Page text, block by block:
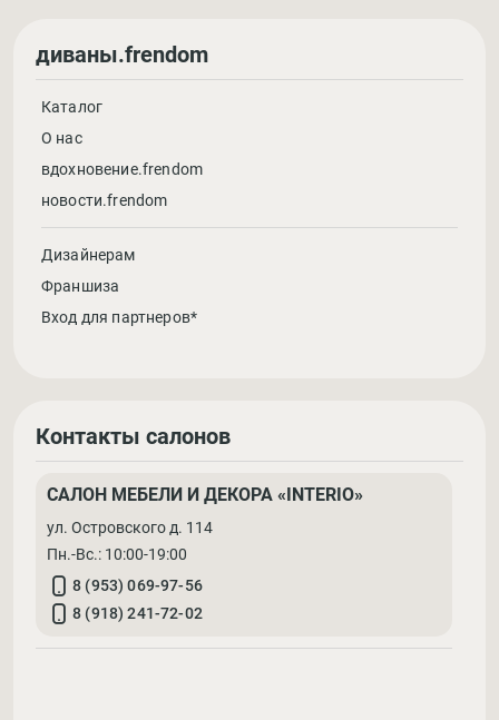
диваны.frendom
Каталог
О нас
вдохновение.frendom
новости.frendom
Дизайнерам
Франшиза
Вход для партнеров*
Контакты салонов
САЛОН МЕБЕЛИ И ДЕКОРА «INTERIO»
ул. Островского д. 114
Пн.-Вс.: 10:00-19:00
8 (953) 069-97-56
8 (918) 241-72-02